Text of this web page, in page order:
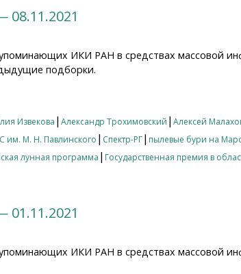
08.11.2021
ИКИ РАН в средствах массовой
подборки.
Извекова | Александр Трохимовский | Алексей
им. М. Н. Павлинского | Спектр-РГ| пылевые бури на
лунная программа | Государственная премия в
01.11.2021
ИКИ РАН в средствах массовой